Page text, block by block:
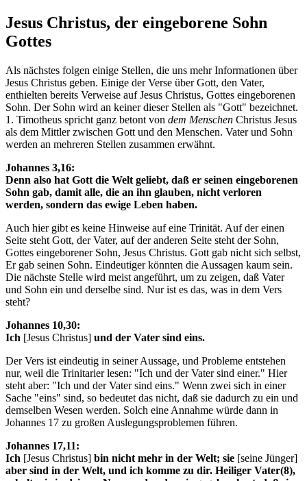
Jesus Christus, der eingeborene Sohn
Gottes
Als nächstes folgen einige Stellen, die uns mehr Informationen über
Jesus Christus geben. Einige der Verse über Gott, den Vater,
enthielten bereits Verweise auf Jesus Christus, Gottes eingeborenen
Sohn. Der Sohn wird an keiner dieser Stellen als "Gott" bezeichnet.
1. Timotheus spricht ganz betont von dem Menschen Christus Jesus
als dem Mittler zwischen Gott und den Menschen. Vater und Sohn
werden an mehreren Stellen zusammen erwähnt.
Johannes 3,16:
Denn also hat Gott die Welt geliebt, daß er seinen eingeborenen
Sohn gab, damit alle, die an ihn glauben, nicht verloren
werden, sondern das ewige Leben haben.
Auch hier gibt es keine Hinweise auf eine Trinität. Auf der einen
Seite steht Gott, der Vater, auf der anderen Seite steht der Sohn,
Gottes eingeborener Sohn, Jesus Christus. Gott gab nicht sich selbst,
Er gab seinen Sohn. Eindeutiger könnten die Aussagen kaum sein.
Die nächste Stelle wird meist angeführt, um zu zeigen, daß Vater
und Sohn ein und derselbe sind. Nur ist es das, was in dem Vers
steht?
Johannes 10,30:
Ich [Jesus Christus] und der Vater sind eins.
Der Vers ist eindeutig in seiner Aussage, und Probleme entstehen
nur, weil die Trinitarier lesen: "Ich und der Vater sind einer." Hier
steht aber: "Ich und der Vater sind eins." Wenn zwei sich in einer
Sache "eins" sind, so bedeutet das nicht, daß sie dadurch zu ein und
demselben Wesen werden. Solch eine Annahme würde dann in
Johannes 17 zu großen Auslegungsproblemen führen.
Johannes 17,11:
Ich [Jesus Christus] bin nicht mehr in der Welt; sie [seine Jünger]
aber sind in der Welt, und ich komme zu dir. Heiliger Vater(8),